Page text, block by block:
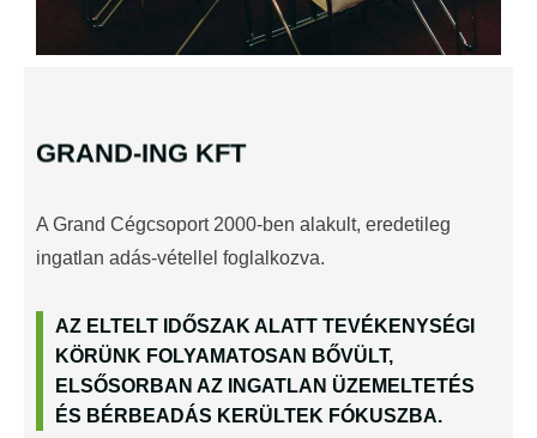
GRAND-ING KFT
A Grand Cégcsoport 2000-ben alakult, eredetileg
ingatlan adás-vétellel foglalkozva.
AZ ELTELT IDŐSZAK ALATT TEVÉKENYSÉGI
KÖRÜNK FOLYAMATOSAN BŐVÜLT,
ELSŐSORBAN AZ INGATLAN ÜZEMELTETÉS
ÉS BÉRBEADÁS KERÜLTEK FÓKUSZBA.